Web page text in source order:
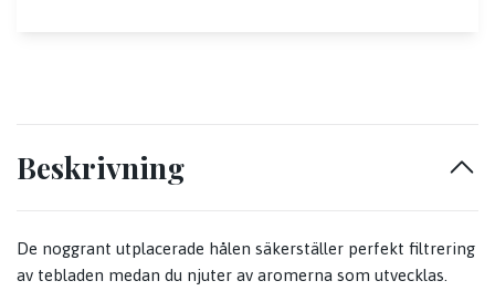
Beskrivning
De noggrant utplacerade hålen säkerställer perfekt filtrering
av tebladen medan du njuter av aromerna som utvecklas.